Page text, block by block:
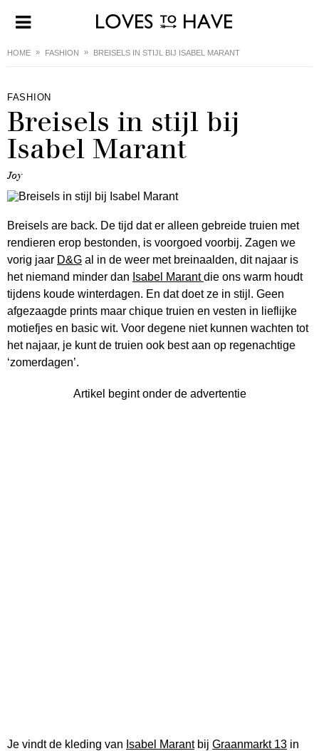
HOME FASHION BREISELS IN STIJL BIJ ISABEL MARANT
FASHION
Breisels in stijl bij
Isabel Marant
Joy
Breisels are back. De tijd dat er alleen gebreide truien met
rendieren erop bestonden, is voorgoed voorbij. Zagen we
vorig jaar D&G al in de weer met breinaalden, dit najaar is
het niemand minder dan Isabel Marantdie ons warm houdt
tijdens koude winterdagen. En dat doet ze in stijl. Geen
afgezaagde prints maar chique truien en vesten in lieflijke
motiefjes en basic wit. Voor degene niet kunnen wachten tot
het najaar, je kunt de truien ook best aan op regenachtige
‘zomerdagen’.
Artikel begint onder de advertentie
Je vindt de kleding van Isabel Marantbij Graanmarkt 13 in